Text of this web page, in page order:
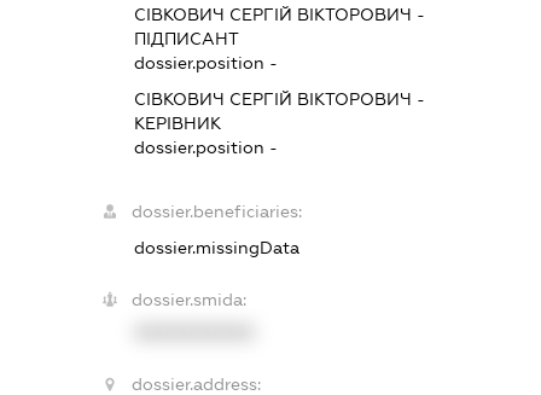
СІВКОВИЧ СЕРГІЙ ВІКТОРОВИЧ -
ПІДПИСАНТ
dossier.position -
СІВКОВИЧ СЕРГІЙ ВІКТОРОВИЧ -
КЕРІВНИК
dossier.position -
dossier.beneficiaries:
dossier.missingData
dossier.smida:
dossier.address: